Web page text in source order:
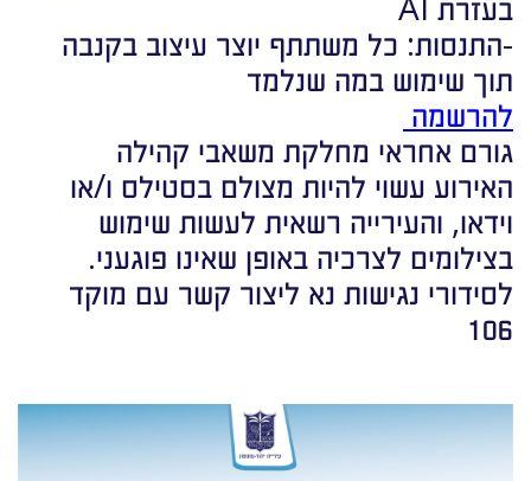
-התנסות: כל משתתף יוצר עיצוב בקנבה
תוך שימוש במה שנלמד
להרשמה
גורם אחראי מחלקת משאבי קהילה
האירוע עשוי להיות מצולם בסטילס ו/או
וידאו, והעירייה רשאית לעשות שימוש
בצילומים לצרכיה באופן שאינו פוגעני.
לסידורי נגישות נא ליצור קשר עם מוקד
106